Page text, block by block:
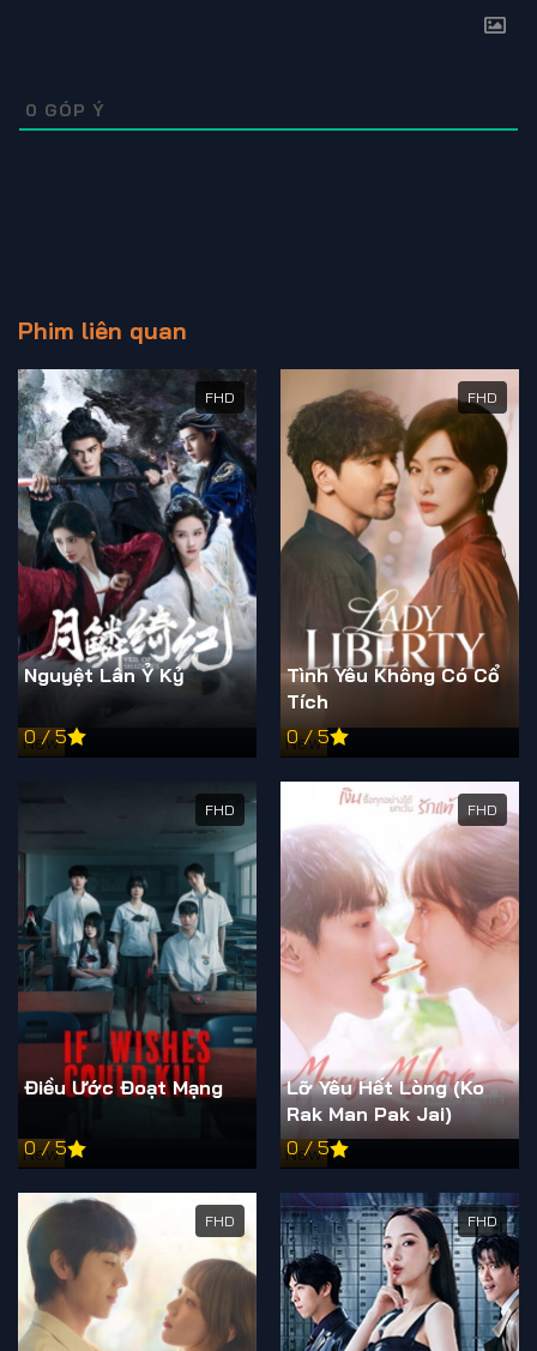
0 GÓP Ý
Phim liên quan
FHD
New
Nguyệt Lân Ỷ Kỷ
0 / 5
FHD
New
Tình Yêu Không Có Cổ
Tích
0 / 5
FHD
New
Điều Ước Đoạt Mạng
0 / 5
FHD
New
Lỡ Yêu Hết Lòng (Ko
Rak Man Pak Jai)
0 / 5
FHD FHD